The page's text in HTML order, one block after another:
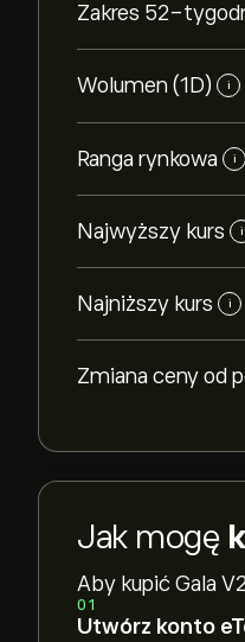
Zakres 52-
Wolumen (1D) i
Ranga rynkowa i
Najwyższy kurs i
Najniższy kurs i
Zmiana ceny od
Jak mogę
Aby kupić Gala
01
Utwórz konto